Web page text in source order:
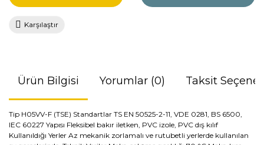
Karşılaştır
Ürün Bilgisi Yorumlar (0) Taksit
Tip H05VV-F (TSE) Standartlar TS EN 50525-2-11, VDE 0281, BS 6500,
IEC 60227 Yapısı Fleksibel bakır iletken, PVC izole, PVC dış kılıf
Kullanıldığı Yerler Az mekanik zorlamalı ve rutubetli yerlerde kullanılan